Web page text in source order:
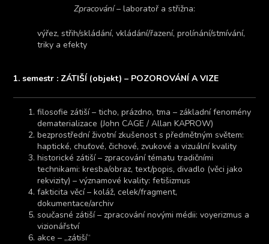
Zpracování– laboratoř a střižna:
výřez, střih/skládání, vkládání/řazení, prolínání/stmívání,
triky a efekty
1. semestr : ZÁTIŠÍ (objekt) – POZOROVÁNÍ A VIZE
filosofie zátiší – ticho, prázdno, tma – základní fenomény
dematerializace (John CAGE / Allan KAPROW)
bezprostřední životní zkušenost s předmětným světem:
haptické, chuťové, čichové, zvukové a vizuální kvality
historické zátiší – zpracování tématu tradičními
technikami: kresba/obraz, text/popis, divadlo (věci jako
rekvizity) – významové kvality: fetišizmus
fakticita věcí – koláž, celek/fragment,
dokumentace/archiv
současné zátiší – zpracování novými médii: voyerizmus a
vizionářství
akce – „zátiší“